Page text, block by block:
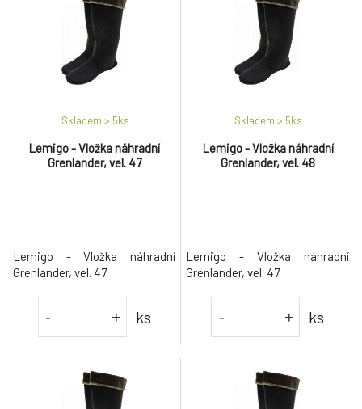
Lemigo - Vložka náhradní
Grenlander, vel. 47
Skladem > 5ks
Lemigo - Vložka náhradní
Grenlander, vel. 47
- + ks
Lemigo - Vložka náhradní
Grenlander, vel. 48
Skladem > 5ks
Lemigo - Vložka náhradní
Grenlander, vel. 47
- + ks